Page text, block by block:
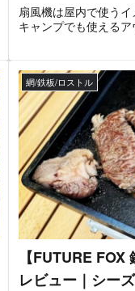
扇風機は屋内で使うイ
キャンプでも使える
網/鉄板/ロストル
【FUTURE
レビュー｜シー